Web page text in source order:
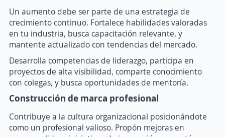
Un aumento debe ser parte de una estrategia de
crecimiento continuo. Fortalece habilidades valoradas
en tu industria, busca capacitación relevante, y
mantente actualizado con tendencias del mercado.
Desarrolla competencias de liderazgo, participa en
proyectos de alta visibilidad, comparte conocimiento
con colegas, y busca oportunidades de mentoría.
Construcción de marca profesional
Contribuye a la cultura organizacional posicionándote
como un profesional valioso. Propón mejoras en